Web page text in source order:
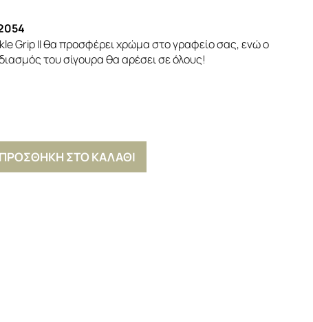
Grip II θα προσφέρει χρώμα στο γραφείο σας, ενώ ο
του σίγουρα θα αρέσει σε όλους!
ΠΡΟΣΘΗΚΗ ΣΤΟ ΚΑΛΑΘΙ